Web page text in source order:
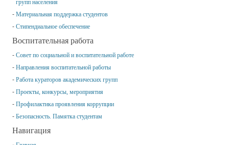
групп населения
Материальная поддержка студентов
Стипендиальное обеспечение
Воспитательная работа
Совет по социальной и воспитательной работе
Направления воспитательной работы
Работа кураторов академических групп
Проекты, конкурсы, мероприятия
Профилактика проявления коррупции
Безопасность. Памятка студентам
Навигация